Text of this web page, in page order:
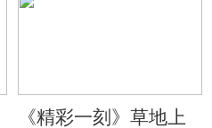
《精彩一刻》草地上